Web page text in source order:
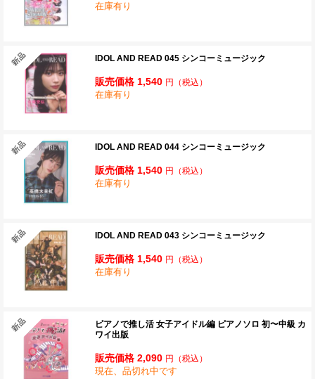
在庫有り
IDOL AND READ 045 シンコーミュージック
販売価格 1,540 円 （税込）
在庫有り
IDOL AND READ 044 シンコーミュージック
販売価格 1,540 円 （税込）
在庫有り
IDOL AND READ 043 シンコーミュージック
販売価格 1,540 円 （税込）
在庫有り
ピアノで推し活 女子アイドル編 ピアノソロ 初〜中級 カ
ワイ出版
販売価格 2,090 円 （税込）
現在、品切れ中です